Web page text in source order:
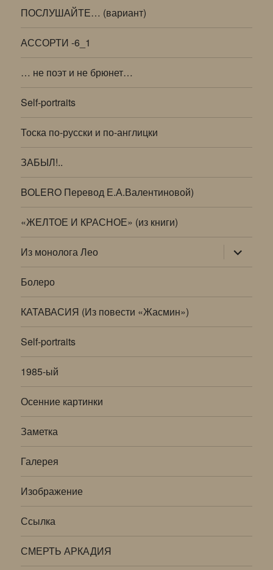
ПОСЛУШАЙТЕ… (вариант)
АССОРТИ -6_1
… не поэт и не брюнет…
Self-portraits
Тоска по-русски и по-англицки
ЗАБЫЛ!..
BOLERO Перевод Е.А.Валентиновой)
«ЖЕЛТОЕ И КРАСНОЕ» (из книги)
Из монолога Лео раскрыть
дочернее
меню
Болеро
КАТАВАСИЯ (Из повести «Жасмин»)
Self-portraits
1985-ый
Осенние картинки
Заметка
Галерея
Изображение
Ссылка
СМЕРТЬ АРКАДИЯ